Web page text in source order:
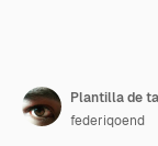
Plantilla de
federiqoend